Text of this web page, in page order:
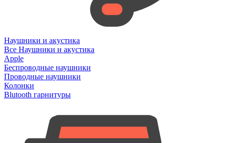
Наушники и акустика
Все Наушники и акустика
Apple
Беспроводные наушники
Проводные наушники
Колонки
Blutooth гарнитуры